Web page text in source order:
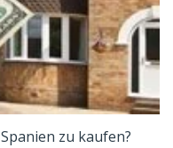
zu kaufen?